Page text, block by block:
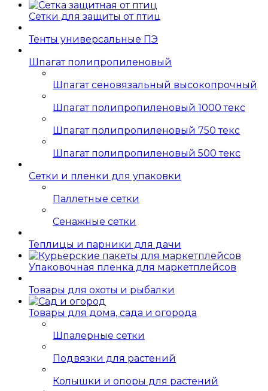
Сетки для защиты от птиц
Тенты универсальные ПЭ
Шпагат полипропиленовый
Шпагат сеновязальный высокопрочный
Шпагат полипропиленовый 1000 текс
Шпагат полипропиленовый 750 текс
Шпагат полипропиленовый 500 текс
Сетки и пленки для упаковки
Паллетные сетки
Сенажные сетки
Теплицы и парники для дачи
Упаковочная пленка для маркетплейсов
Товары для охоты и рыбалки
Товары для дома, сада и огорода
Шпалерные сетки
Подвязки для растений
Колышки и опоры для растений